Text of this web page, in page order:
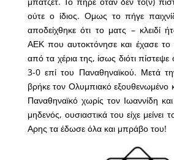
ούτε ο ίδιος. Ομως το πήγε
αποδείχθηκε ότι το ματς – κλειδί
ΑΕΚ που αυτοκτόνησε και έχασε
από τα χέρια της, ίσως διότι πίστεψε
3-0 επί του Παναθηναϊκού. Μετά
βρήκε τον Ολυμπιακό εξουθενωμένο
Παναθηναϊκό χωρίς τον Ιωαννίδη
μηδενός, ουσιαστικά του είχε μείνει
Αρης τα έδωσε όλα και μπράβο του!